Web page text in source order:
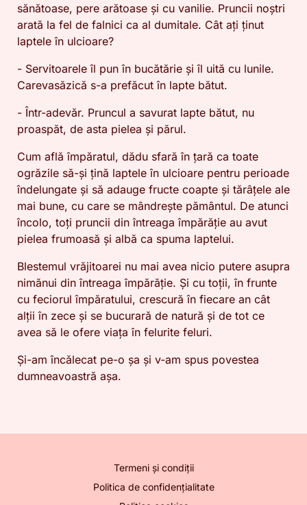
sănătoase, pere arătoase și cu vanilie. Pruncii noștri
arată la fel de falnici ca al dumitale. Cât ați ținut
laptele în ulcioare?
- Servitoarele îl pun în bucătărie și îl uită cu lunile.
Carevasăzică s-a prefăcut în lapte bătut.
- Într-adevăr. Pruncul a savurat lapte bătut, nu
proaspăt, de asta pielea și părul.
Cum află împăratul, dădu sfară în țară ca toate
ogrăzile să-și țină laptele în ulcioare pentru perioade
îndelungate și să adauge fructe coapte și tărâțele ale
mai bune, cu care se mândrește pământul. De atunci
încolo, toți pruncii din întreaga împărăție au avut
pielea frumoasă și albă ca spuma laptelui.
Blestemul vrăjitoarei nu mai avea nicio putere asupra
nimănui din întreaga împărăție. Și cu toții, în frunte
cu feciorul împăratului, crescură în fiecare an cât
alții în zece și se bucurară de natură și de tot ce
avea să le ofere viața în felurite feluri.
Și-am încălecat pe-o șa și v-am spus povestea
dumneavoastră așa.
Termeni și condiții
Politica de confidențialitate